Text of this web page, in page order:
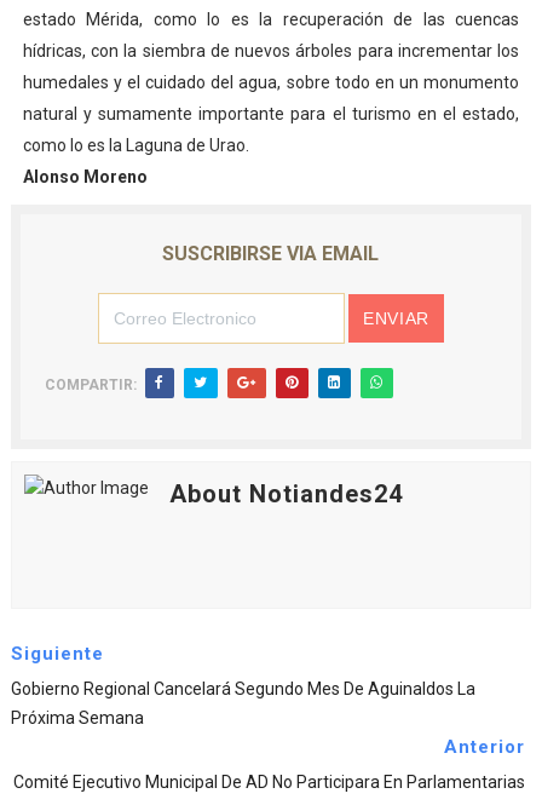
estado Mérida, como lo es la recuperación de las cuencas
hídricas, con la siembra de nuevos árboles para incrementar los
humedales y el cuidado del agua, sobre todo en un monumento
natural y sumamente importante para el turismo en el estado,
como lo es la Laguna de Urao.
Alonso Moreno
SUSCRIBIRSE VIA EMAIL
COMPARTIR:
About Notiandes24
Siguiente
Gobierno Regional Cancelará Segundo Mes De Aguinaldos La
Próxima Semana
Anterior
Comité Ejecutivo Municipal De AD No Participara En Parlamentarias